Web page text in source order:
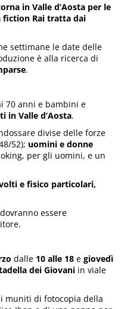
in Valle d’Aosta per le
fiction Rai tratta dai
settimane le date delle
è alla ricerca di
.
70 anni e bambini e
in Valle d’Aosta.
divise delle forze
52); uomini e donne
per gli uomini, e un
e fisico particolari,
essere
dalle 10 alle 18 egiovedì
dei Giovani in viale
muniti di fotocopia della